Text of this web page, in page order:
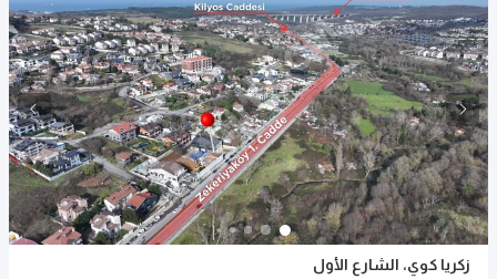
زكريا كوي، الشارع الأول